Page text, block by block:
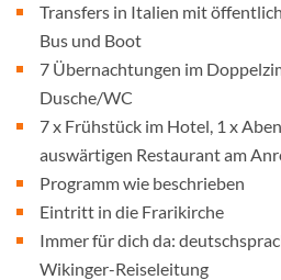
Transfers in Italien mit
Bus und Boot
7 Übernachtungen im
Dusche/WC
7 x Frühstück im Hotel, 1 x
auswärtigen Restaurant am
Programm wie beschrieben
Eintritt in die Frarikirche
Immer für dich da:
Wikinger-Reiseleitung